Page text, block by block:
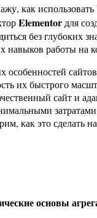
как использовать
Elementor для
без глубоких
навыков работы на
их быстрого
сайт и
как это сделать
основы